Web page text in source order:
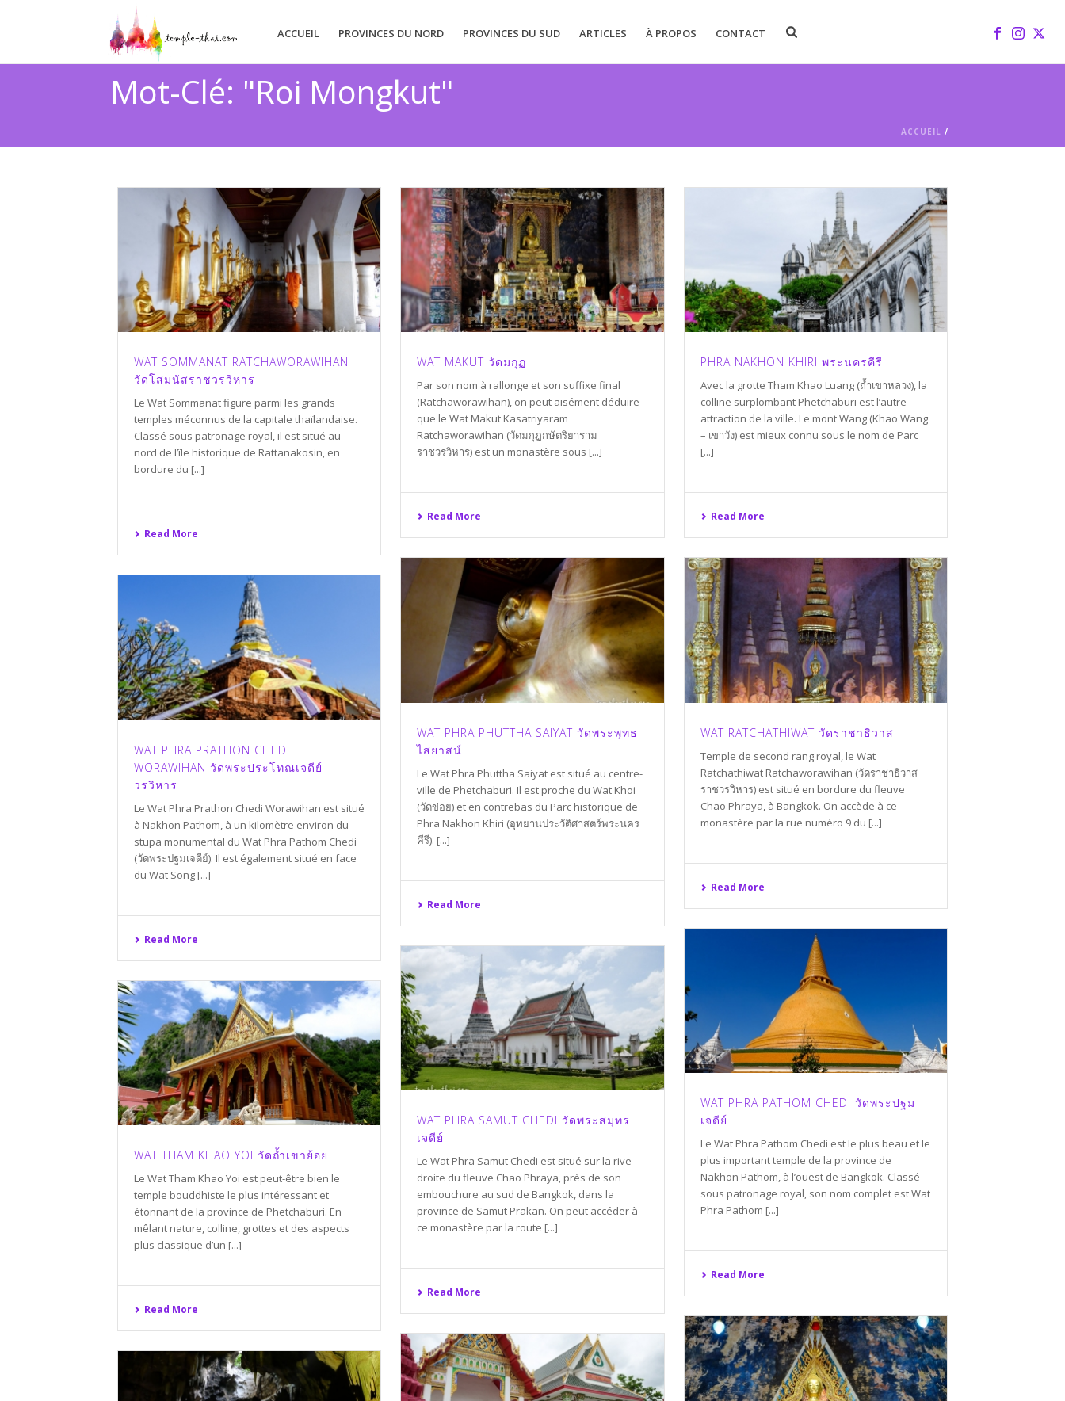
ACCUEIL PROVINCES DU NORD PROVINCES DU SUD ARTICLES À PROPOS CONTACT
Mot-Clé: "Roi Mongkut"
ACCUEIL /
WAT SOMMANAT RATCHAWORAWIHAN
วัดโสมนัสราชวรวิหาร
Le Wat Sommanat figure parmi les grands
temples méconnus de la capitale thaïlandaise.
Classé sous patronage royal, il est situé au
nord de l’île historique de Rattanakosin, en
bordure du [...]
Read More
WAT MAKUT วัดมกุฏ
Par son nom à rallonge et son suffixe final
(Ratchaworawihan), on peut aisément déduire
que le Wat Makut Kasatriyaram
Ratchaworawihan (วัดมกุฏกษัตริยาราม
ราชวรวิหาร) est un monastère sous [...]
Read More
PHRA NAKHON KHIRI พระนครคีรี
Avec la grotte Tham Khao Luang (ถ้ำเขาหลวง), la
colline surplombant Phetchaburi est l’autre
attraction de la ville. Le mont Wang (Khao Wang
– เขาวัง) est mieux connu sous le nom de Parc
[...]
Read More
WAT PHRA PHUTTHA SAIYAT วัดพระพุทธ
ไสยาสน์
Le Wat Phra Phuttha Saiyat est situé au centre-
ville de Phetchaburi. Il est proche du Wat Khoi
(วัดข่อย) et en contrebas du Parc historique de
Phra Nakhon Khiri (อุทยานประวัติศาสตร์พระนคร
คีรี). [...]
Read More
WAT RATCHATHIWAT วัดราชาธิวาส
Temple de second rang royal, le Wat
Ratchathiwat Ratchaworawihan (วัดราชาธิวาส
ราชวรวิหาร) est situé en bordure du fleuve
Chao Phraya, à Bangkok. On accède à ce
monastère par la rue numéro 9 du [...]
Read More
WAT PHRA PRATHON CHEDI
WORAWIHAN วัดพระประโทณเจดีย์
วรวิหาร
Le Wat Phra Prathon Chedi Worawihan est situé
à Nakhon Pathom, à un kilomètre environ du
stupa monumental du Wat Phra Pathom Chedi
(วัดพระปฐมเจดีย์). Il est également situé en face
du Wat Song [...]
Read More
WAT PHRA PATHOM CHEDI วัดพระปฐม
เจดีย์
Le Wat Phra Pathom Chedi est le plus beau et le
plus important temple de la province de
Nakhon Pathom, à l’ouest de Bangkok. Classé
sous patronage royal, son nom complet est Wat
Phra Pathom [...]
Read More
WAT PHRA SAMUT CHEDI วัดพระสมุทร
เจดีย์
Le Wat Phra Samut Chedi est situé sur la rive
droite du fleuve Chao Phraya, près de son
embouchure au sud de Bangkok, dans la
province de Samut Prakan. On peut accéder à
ce monastère par la route [...]
Read More
WAT THAM KHAO YOI วัดถ้ำเขาย้อย
Le Wat Tham Khao Yoi est peut-être bien le
temple bouddhiste le plus intéressant et
étonnant de la province de Phetchaburi. En
mêlant nature, colline, grottes et des aspects
plus classique d’un [...]
Read More